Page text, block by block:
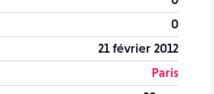
0
21 février 2012
Paris